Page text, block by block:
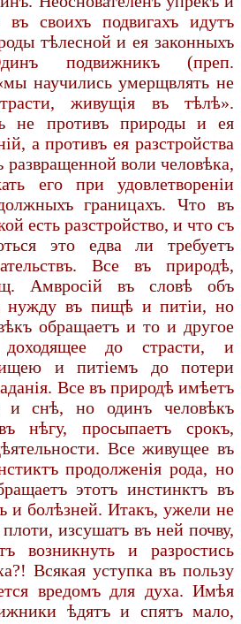
своихъ подвигахъ идутъ
тѣлесной и ея законныхъ
подвижникъ (преп.
научились умерщвлять не
живущія въ тѣлѣ».
не противъ природы и ея
а противъ ея разстройства
развращенной воли человѣка,
его при удовлетвореніи
границахъ. Что въ
есть разстройство, и что съ
это едва ли требуетъ
Все въ природѣ,
Амвросій въ словѣ объ
нужду въ пищѣ и питіи, но
обращаетъ и то и другое
доходящее до страсти, и
и питіемъ до потери
Все въ природѣ имѣетъ
снѣ, но одинъ человѣкъ
нѣгу, просыпаетъ срокъ,
Все живущее въ
продолженія рода, но
этотъ инстинктъ въ
и болѣзней. Итакъ, ужели не
изсушатъ въ ней почву,
возникнуть и разростись
Всякая уступка въ пользу
вредомъ для духа. Имѣя
ѣдятъ и спятъ мало,